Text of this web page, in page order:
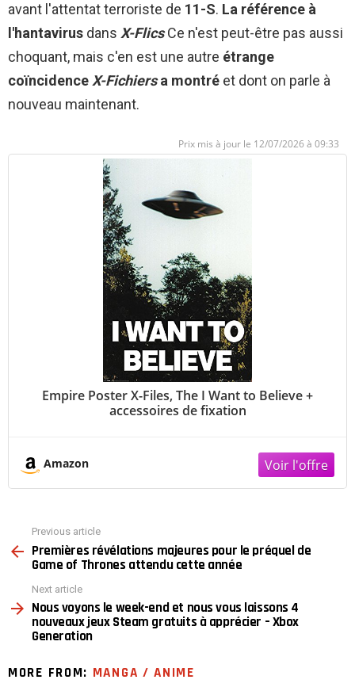
avant l'attentat terroriste de 11-S. La référence à
l'hantavirus dans X-FlicsCe n'est peut-être pas aussi
choquant, mais c'en est une autre étrange
coïncidence X-Fichiersa montré et dont on parle à
nouveau maintenant.
12/07/2026 à 09:33
Empire Poster X-Files, The I Want to Believe +
accessoires de fixation
Amazon
more
Previous article
Premières révélations majeures pour le préquel de
Game of Thrones attendu cette année
Next article
Nous voyons le week-end et nous vous laissons 4
nouveaux jeux Steam gratuits à apprécier – Xbox
Generation
MORE FROM: MANGA / ANIME